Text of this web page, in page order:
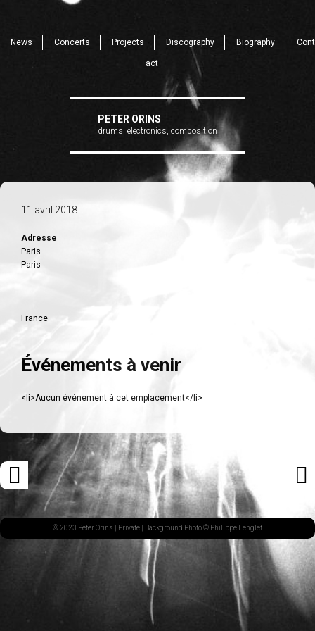
News Concerts Projects Discography Biography Cont
act
PETER ORINS
drums, electronics, composition
11 avril 2018
Adresse
Paris
Paris
France
Événements à venir
<li>Aucun événement à cet emplacement</li>
Navigation
des
articles
ARTICLE
PRÉCÉDENT© 2023 Peter Orins | Private | Background Photo © Philippe Lenglet